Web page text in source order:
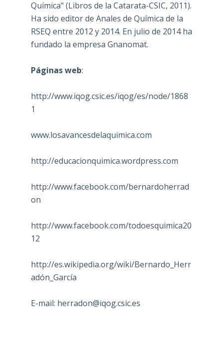
Química" (Libros de la Catarata-CSIC, 2011).
Ha sido editor de Anales de Química de la
RSEQ entre 2012 y 2014. En julio de 2014 ha
fundado la empresa Gnanomat.
Páginas web:
http://www.iqog.csic.es/iqog/es/node/1868
1
www.losavancesdelaquimica.com
http://educacionquimica.wordpress.com
http://www.facebook.com/bernardoherrad
on
http://www.facebook.com/todoesquimica20
12
http://es.wikipedia.org/wiki/Bernardo_Herr
adón_García
E-mail: herradon@iqog.csic.es